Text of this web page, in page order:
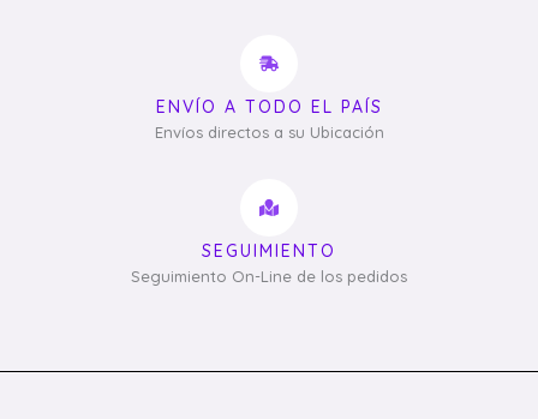
ENVÍO A TODO EL PAÍS
Envíos directos a su Ubicación
SEGUIMIENTO
Seguimiento On-Line de los pedidos